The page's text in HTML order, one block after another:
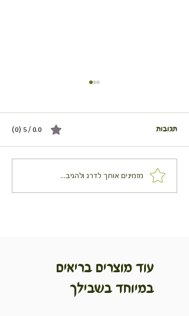
מאפה תרד, צפתית ושיבולת
שועל
תגובות 0.0 / 5 ‏(0)
מזמינים אותך לדרג ולהגיב...
עוד מוצרים בריאים
במיוחד בשבילך